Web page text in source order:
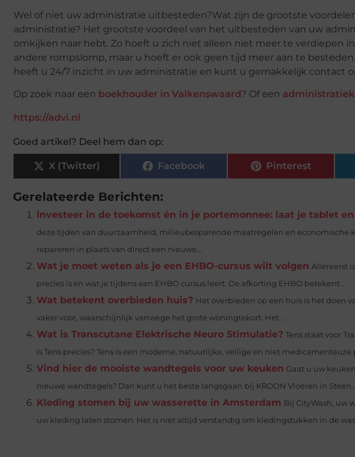
Wel of niet uw administratie uitbesteden?Wat zijn de grootste
administratie? Het grootste voordeel van het uitbesteden van uw
omkijken naar hebt. Zo hoeft u zich niet alleen niet meer te verdiepen
andere rompslomp, maar u hoeft er ook geen tijd meer aan te
heeft u 24/7 inzicht in uw administratie en kunt u gemakkelijk contact
Op zoek naar een boekhouder in Valkenswaard? Of een
https://advi.nl
Goed artikel? Deel hem dan op:
X (Twitter) Facebook Pinterest
Gerelateerde Berichten:
Investeer in de toekomst én in je portemonnee: laat je tablet
deze tijden van duurzaamheid, milieubesparende maatregelen en economische
repareren in plaats van direct een nieuwe...
Wat je moet weten als je een EHBO-cursus wilt volgen Allereerst
precies is en wat je tijdens een EHBO cursus leert. De afkorting EHBO betekent...
Wat betekent overbieden huis? Het overbieden op een huis is het doen
vaker voor, waarschijnlijk vanwege het grote woningtekort. Het...
Wat is Transcutane Elektrische Neuro Stimulatie? Tens staat voor
is Tens precies? Tens is een moderne, natuurlijke, veilige en niet medicamenteuze
Vind hier de mooiste wandtegels voor uw keuken Gaat u uw
nieuwe wandtegels? Dan kunt u het beste langsgaan bij KROON Vloeren in Steen...
Kleding stomen bij uw wasserette in Amsterdam Bij CityWash, uw
uw kleding laten stomen. Het is niet altijd verstandig om kledingstukken in de